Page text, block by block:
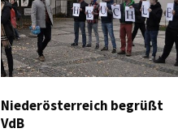
Niederösterreich begrüßt
VdB